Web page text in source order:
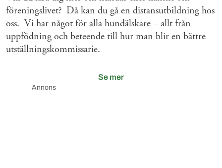
föreningslivet? Då kan du gå en distansutbildning hos
oss. Vi har något för alla hundälskare – allt från
uppfödning och beteende till hur man blir en bättre
utställningskommissarie.
Se mer
Annons